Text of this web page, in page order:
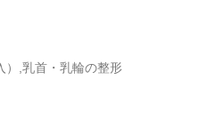
）,乳首・乳輪の整形